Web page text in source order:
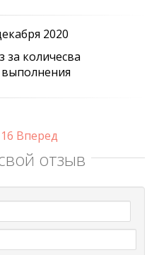
2020
количесва
выполнения
16 Вперед
отзыв